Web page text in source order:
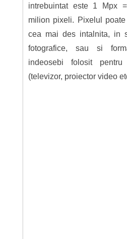
intrebuintat este 1 Mpx
milion pixeli. Pixelul
cea mai des intalnita, in
fotografice, sau si
indeosebi folosit pentru
(televizor, proiector video